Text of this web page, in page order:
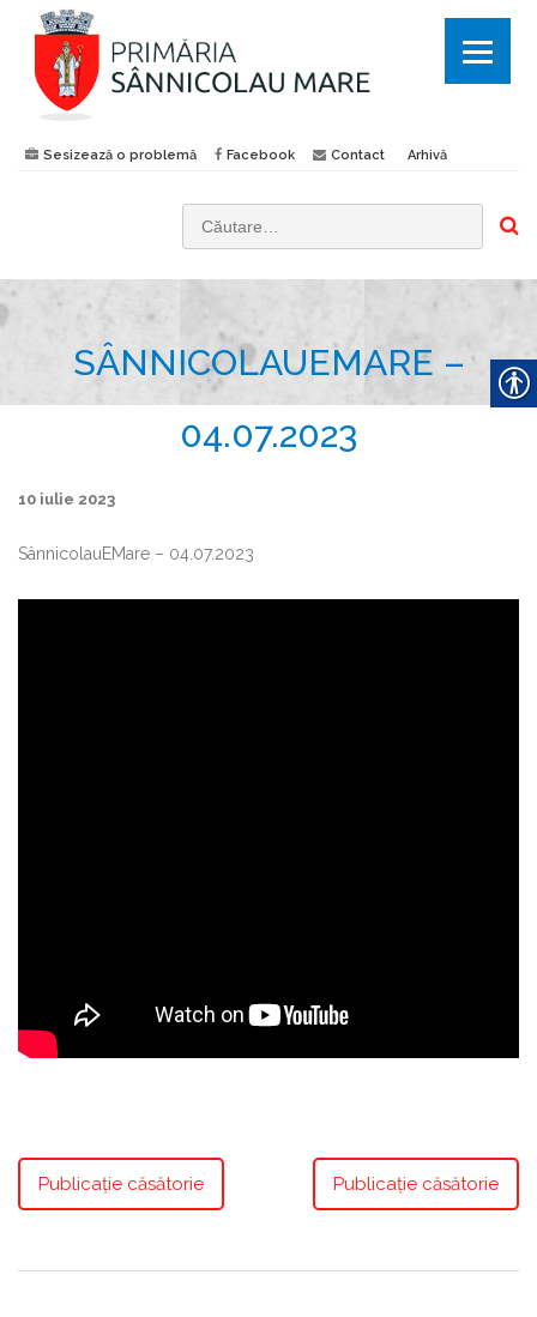
Sesizează o problemă Facebook Contact Arhivă
:
SÂNNICOLAUEMARE –
04.07.2023
10 iulie 2023
SânnicolauEMare – 04.07.2023
Publicație căsătorie Publicație căsătorie